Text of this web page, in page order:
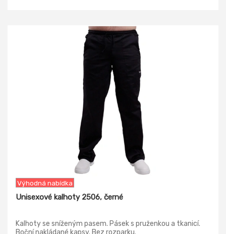
Výhodná nabídka
Unisexové kalhoty 2506, černé
Kalhoty se sníženým pasem. Pásek s pruženkou a tkanicí.
Boční nakládané kapsy. Bez rozparku.